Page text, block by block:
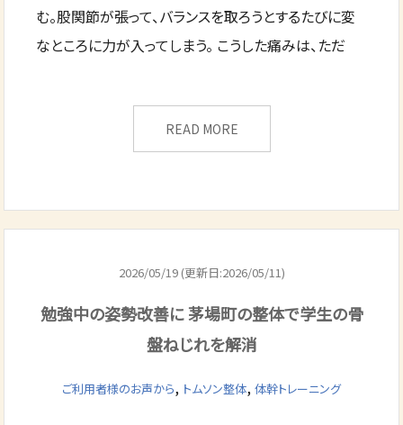
む。股関節が張って、バランスを取ろうとするたびに変
なところに力が入ってしまう。 こうした痛みは、ただ
READ MORE
2026/05/19 (更新日:2026/05/11)
勉強中の姿勢改善に 茅場町の整体で学生の骨
盤ねじれを解消
ご利用者様のお声から, トムソン整体, 体幹トレーニング